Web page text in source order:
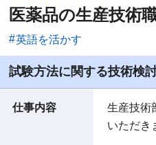
医薬品の生産技術
英語を活かす
試験方法に関する技術検
仕事内容
生産技術
いただき